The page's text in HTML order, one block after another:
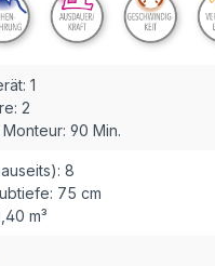
1
2
90 Min.
8
75 cm
m³